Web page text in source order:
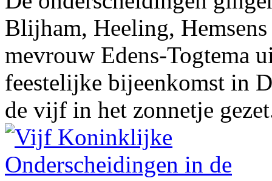
Blijham, Heeling,
mevrouw Edens-Togtema
feestelijke bijeenkomst in
de vijf in het zonnetje